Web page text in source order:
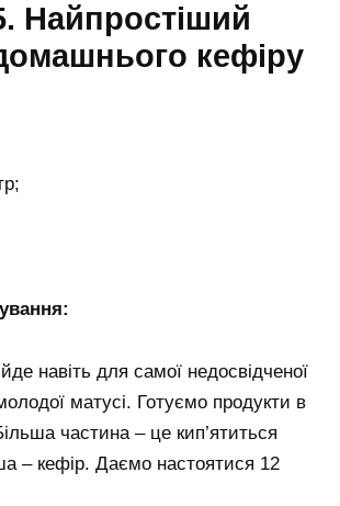
Найпростіший
кефіру
навіть для самої недосвідченої
матусі. Готуємо продукти в
частина – це кип’ятиться
– кефір. Даємо настоятися 12